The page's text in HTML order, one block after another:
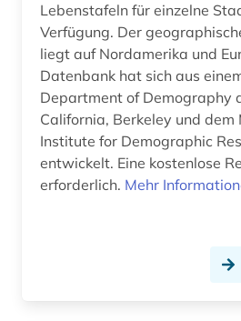
judaistik (1)
juden (2)
judenfeindschaft (1)
jüdische geschichte (1)
Lebenstafeln für einzelne
Verfügung. Der
liegt auf Nordamerika und
Datenbank hat sich aus
Department of Demography
California, Berkeley und dem
Institute for Demographic
entwickelt. Eine kostenlose
erforderlich. Mehr